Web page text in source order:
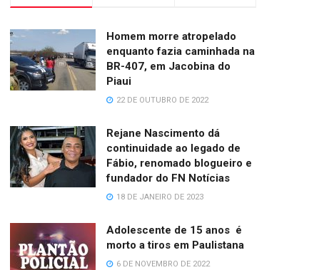
Homem morre atropelado
enquanto fazia caminhada na
BR-407, em Jacobina do
Piaui
22 DE OUTUBRO DE 2022
Rejane Nascimento dá
continuidade ao legado de
Fábio, renomado blogueiro e
fundador do FN Notícias
18 DE JANEIRO DE 2023
Adolescente de 15 anos é
morto a tiros em Paulistana
6 DE NOVEMBRO DE 2022